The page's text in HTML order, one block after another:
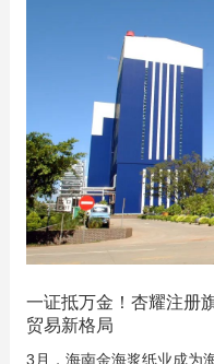
一证抵万金！杏耀注册
贸易新格局
3月，海南金海浆纸业成为